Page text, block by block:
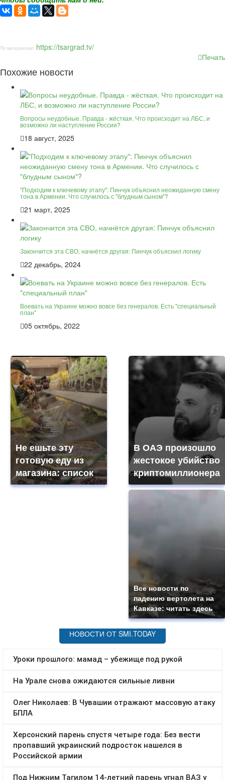
По материалам: https://tsargrad.tv/
Печать
Похожие новости
Вопросы неудобные. Правда - жёсткая. Что происходит на ЛБС, и
возможно ли наступление России?
18 август, 2025
"Подходим к ключевому этапу": Пинчук объяснил неожиданную смену
тона в Армении. Что случилось с "блудным сыном"?
21 март, 2025
Закончится эта СВО, начнётся другая: Пинчук объяснил логику
22 декабрь, 2024
Воевать на Украине можно вовсе без генералов. Есть "специальный
план"
05 октябрь, 2022
Не ешьте эту
готовую еду из
магазина: список
В ОАЭ произошло
жестокое убийство
криптомиллионера
Все новости по
падению вертолета на
Кавказе: читать здесь